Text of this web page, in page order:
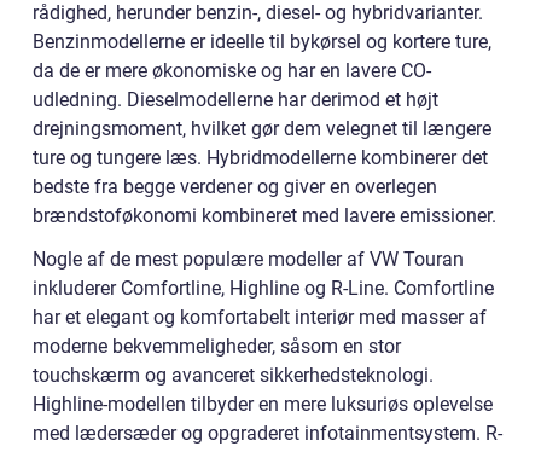
rådighed, herunder benzin-, diesel- og hybridvarianter.
Benzinmodellerne er ideelle til bykørsel og kortere ture,
da de er mere økonomiske og har en lavere CO-
udledning. Dieselmodellerne har derimod et højt
drejningsmoment, hvilket gør dem velegnet til længere
ture og tungere læs. Hybridmodellerne kombinerer det
bedste fra begge verdener og giver en overlegen
brændstoføkonomi kombineret med lavere emissioner.
Nogle af de mest populære modeller af VW Touran
inkluderer Comfortline, Highline og R-Line. Comfortline
har et elegant og komfortabelt interiør med masser af
moderne bekvemmeligheder, såsom en stor
touchskærm og avanceret sikkerhedsteknologi.
Highline-modellen tilbyder en mere luksuriøs oplevelse
med lædersæder og opgraderet infotainmentsystem. R-